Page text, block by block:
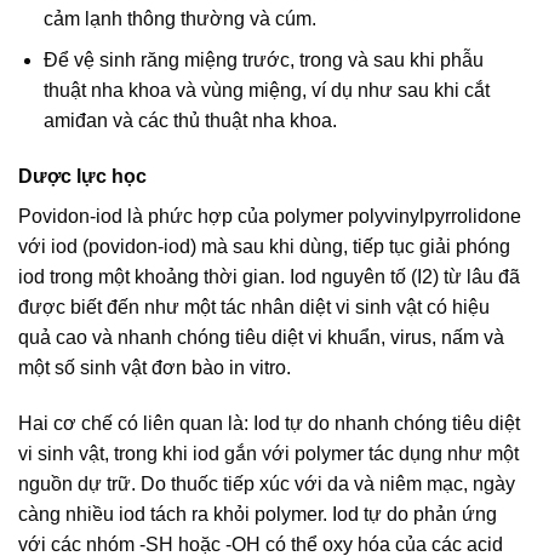
cảm lạnh thông thường và cúm.
Để vệ sinh răng miệng trước, trong và sau khi phẫu
thuật nha khoa và vùng miệng, ví dụ như sau khi cắt
amiđan và các thủ thuật nha khoa.
Dược lực học
Povidon-iod là phức hợp của polymer polyvinylpyrrolidone
với iod (povidon-iod) mà sau khi dùng, tiếp tục giải phóng
iod trong một khoảng thời gian. Iod nguyên tố (I2) từ lâu đã
được biết đến như một tác nhân diệt vi sinh vật có hiệu
quả cao và nhanh chóng tiêu diệt vi khuẩn, virus, nấm và
một số sinh vật đơn bào in vitro.
Hai cơ chế có liên quan là: Iod tự do nhanh chóng tiêu diệt
vi sinh vật, trong khi iod gắn với polymer tác dụng như một
nguồn dự trữ. Do thuốc tiếp xúc với da và niêm mạc, ngày
càng nhiều iod tách ra khỏi polymer. Iod tự do phản ứng
với các nhóm -SH hoặc -OH có thể oxy hóa của các acid